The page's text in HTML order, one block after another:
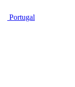
Portugal